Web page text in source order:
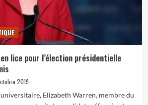
lice pour l’élection présidentielle
2019
Elizabeth Warren, membre du